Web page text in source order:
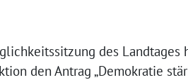
des Landtages
den Antrag „Demokratie